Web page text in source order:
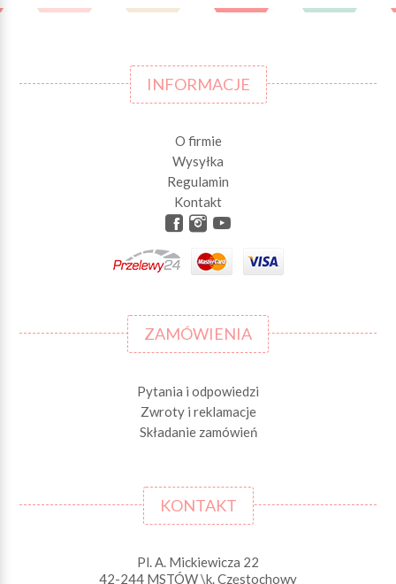
INFORMACJE
O firmie
Wysyłka
Regulamin
Kontakt
ZAMÓWIENIA
Pytania i odpowiedzi
Zwroty i reklamacje
Składanie zamówień
KONTAKT
Pl. A. Mickiewicza 22
42-244 MSTÓW \k. Częstochowy